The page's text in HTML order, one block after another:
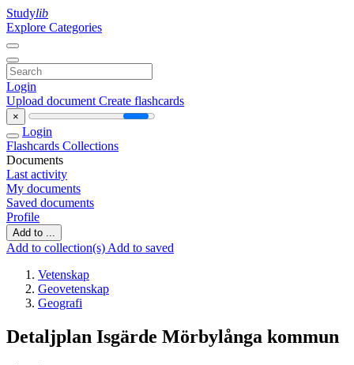
Studylib
Explore Categories
Login
Upload document Create flashcards
×
Login
Flashcards Collections
Documents
Last activity
My documents
Saved documents
Profile
Add to ...
Add to collection(s) Add to saved
Vetenskap
Geovetenskap
Geografi
Detaljplan Isgärde Mörbylånga kommun